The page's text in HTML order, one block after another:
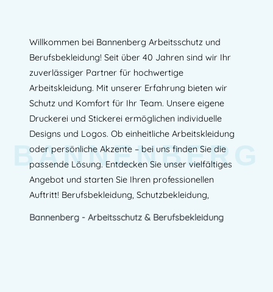
Willkommen bei Bannenberg Arbeitsschutz und
Berufsbekleidung! Seit über 40 Jahren sind wir Ihr
zuverlässiger Partner für hochwertige
Arbeitskleidung. Mit unserer Erfahrung bieten wir
Schutz und Komfort für Ihr Team. Unsere eigene
Druckerei und Stickerei ermöglichen individuelle
Designs und Logos. Ob einheitliche Arbeitskleidung
oder persönliche Akzente – bei uns finden Sie die
passende Lösung. Entdecken Sie unser vielfältiges
Angebot und starten Sie Ihren professionellen
Auftritt! Berufsbekleidung, Schutzbekleidung,
Bannenberg - Arbeitsschutz & Berufsbekleidung
BANNENBERG